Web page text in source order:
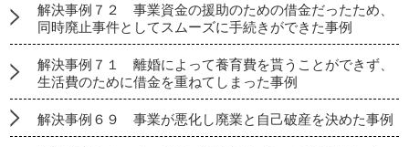
解決事例７２ 事業資金の援助のための借金だったため、
同時廃止事件としてスムーズに手続きができた事例
解決事例７１ 離婚によって養育費を貰うことができず、
生活費のために借金を重ねてしまった事例
解決事例６９ 事業が悪化し廃業と自己破産を決めた事例